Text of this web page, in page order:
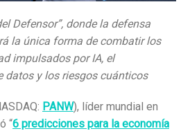
Defensor”, donde la defensa
la única forma de combatir los
impulsados por IA, el
datos y los riesgos cuánticos
PANW), líder mundial en
“6 predicciones para la economía